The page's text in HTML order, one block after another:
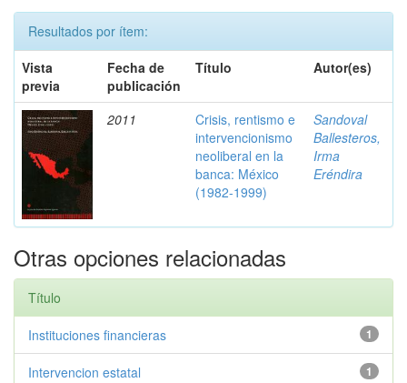
Resultados por ítem:
Vista
previa
Fecha de
publicación
Título Autor(es)
2011
Crisis, rentismo e
intervencionismo
neoliberal en la
banca: México
(1982-1999)
Sandoval
Ballesteros,
Irma
Eréndira
Otras opciones relacionadas
Título
1
Instituciones financieras
1
Intervencion estatal